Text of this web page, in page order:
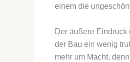
einem die
Der äußere
der Bau ein wenig
mehr um Macht,